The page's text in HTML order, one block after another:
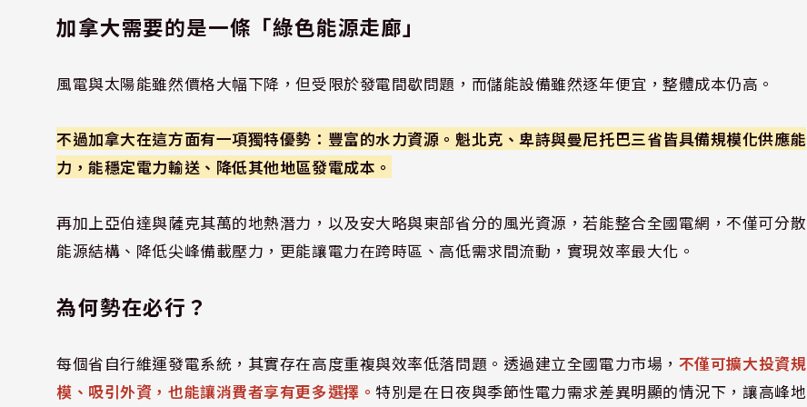
加拿大需要的是一條「綠色能源走廊」
風電與太陽能雖然價格大幅下降，但受限於發電間歇問題，而儲能設備雖然逐年便宜，整體成本仍高。
不過加拿大在這方面有一項獨特優勢：豐富的水力資源。魁北克、卑詩與曼尼托巴三省皆具備規模化供應能
力，能穩定電力輸送、降低其他地區發電成本。
再加上亞伯達與薩克其萬的地熱潛力，以及安大略與東部省分的風光資源，若能整合全國電網，不僅可分散
能源結構、降低尖峰備載壓力，更能讓電力在跨時區、高低需求間流動，實現效率最大化。
為何勢在必行？
每個省自行維運發電系統，其實存在高度重複與效率低落問題。透過建立全國電力市場， 不僅可擴大投資規
模、吸引外資，也能讓消費者享有更多選擇。特別是在日夜與季節性電力需求差異明顯的情況下，讓高峰地